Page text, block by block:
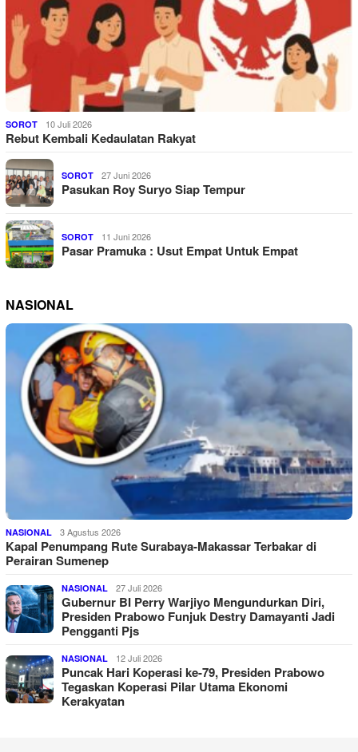
SOROT 10 Juli 2026
Rebut Kembali Kedaulatan Rakyat
SOROT 27 Juni 2026
Pasukan Roy Suryo Siap Tempur
SOROT 11 Juni 2026
Pasar Pramuka : Usut Empat Untuk Empat
NASIONAL
NASIONAL 3 Agustus 2026
Kapal Penumpang Rute Surabaya-Makassar Terbakar di
Perairan Sumenep
NASIONAL 27 Juli 2026
Gubernur BI Perry Warjiyo Mengundurkan Diri,
Presiden Prabowo Funjuk Destry Damayanti Jadi
Pengganti Pjs
NASIONAL 12 Juli 2026
Puncak Hari Koperasi ke-79, Presiden Prabowo
Tegaskan Koperasi Pilar Utama Ekonomi
Kerakyatan